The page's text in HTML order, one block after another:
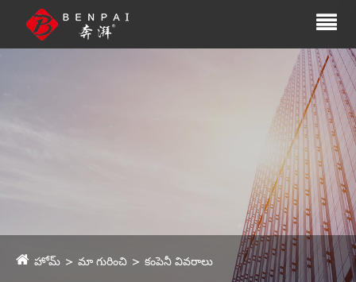
హోమ్ మా గురించి కంపెనీ వివరాలు